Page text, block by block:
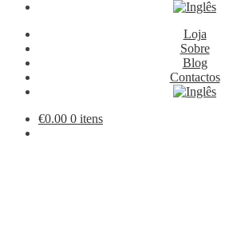
Loja
Sobre
Blog
Contactos
€0.00 0 itens